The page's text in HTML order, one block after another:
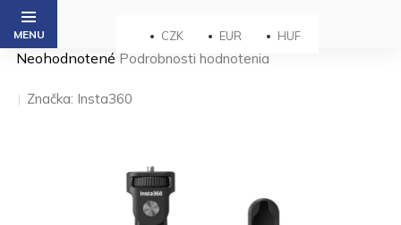
Prejsť
obsah
CZK EUR HUF
Priemerné
produktu
je
Neohodnotené Podrobnosti hodnotenia
Značka: Insta360